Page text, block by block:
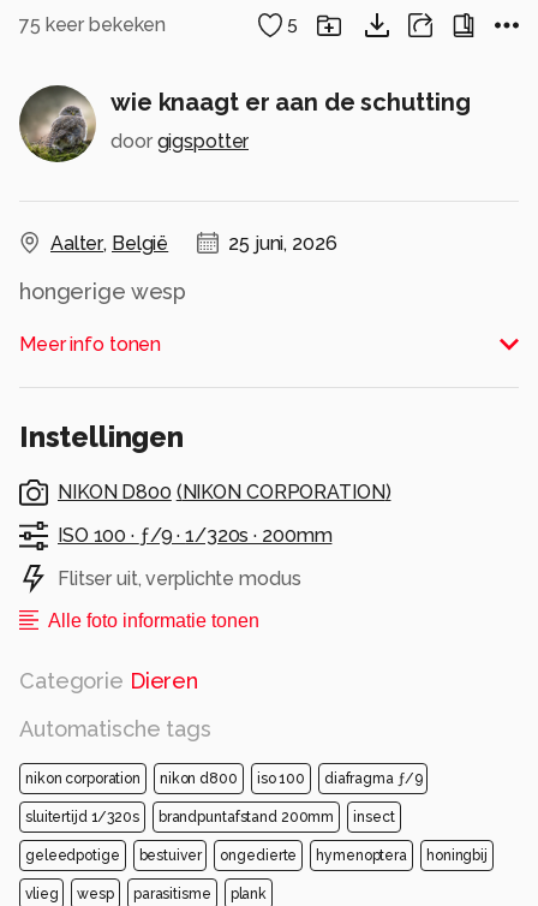
75 keer bekeken 5
wie knaagt er aan de schutting
door gigspotter
Aalter, België 25 juni, 2026
hongerige wesp
Alle rechten voorbehouden
Meer info tonen
Instellingen
NIKON D800 (NIKON CORPORATION)
ISO 100 · ƒ/9 ·1/320s · 200mm
Flitser uit, verplichte modus
Alle foto informatie tonen
Categorie Dieren
Automatische tags
nikon corporation nikon d800 iso 100 diafragma ƒ/9
sluitertijd 1/320s brandpuntafstand 200mm insect
geleedpotige bestuiver ongedierte hymenoptera honingbij
vlieg wesp parasitisme plank